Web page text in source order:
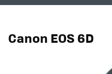
Canon EOS 6D